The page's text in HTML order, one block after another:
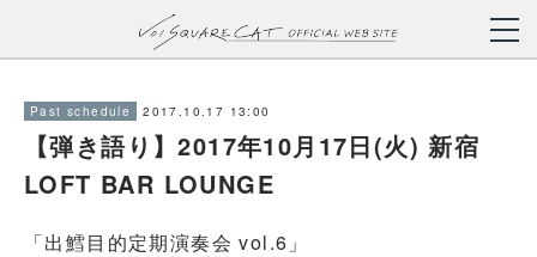
Past schedule 2017.10.17 13:00
【弾き語り】2017年10月17日(火) 新宿
LOFT BAR LOUNGE
「出鱈目的定期演奏会 vol.6」